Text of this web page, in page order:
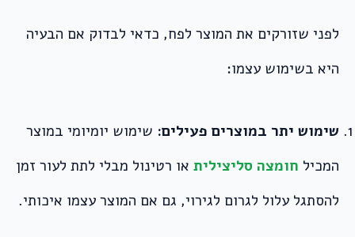
לפני שזורקים את המוצר לפח, כדאי לבדוק אם הבעיה
היא בשימוש עצמו:
שימוש יתר במוצרים פעילים: שימוש יומיומי במוצר
המכיל חומצה סליצילית או רטינול מבלי לתת לעור זמן
להסתגל עלול לגרום לגירוי, גם אם המוצר עצמו איכותי.